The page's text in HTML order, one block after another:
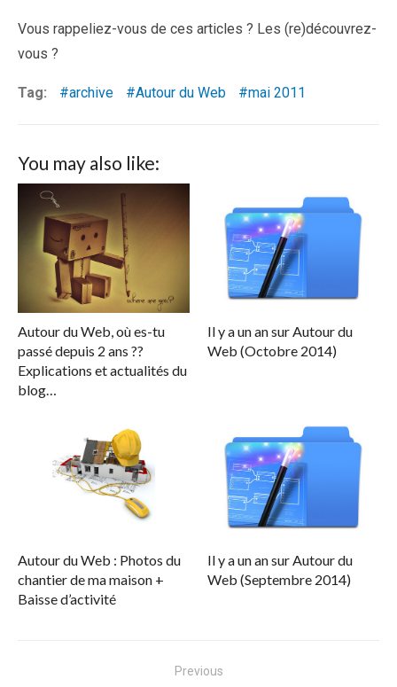
Vous rappeliez-vous de ces articles ? Les (re)découvrez-
vous ?
Tag: archive Autour du Web mai 2011
You may also like:
Autour du Web, où es-tu
passé depuis 2 ans ??
Explications et actualités du
blog…
Il y a un an sur Autour du
Web (Octobre 2014)
Autour du Web : Photos du
chantier de ma maison +
Baisse d’activité
Il y a un an sur Autour du
Web (Septembre 2014)
Previous